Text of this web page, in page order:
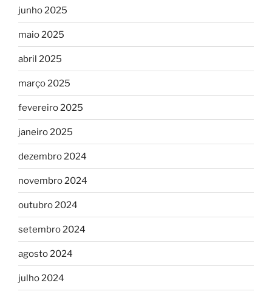
junho 2025
maio 2025
abril 2025
março 2025
fevereiro 2025
janeiro 2025
dezembro 2024
novembro 2024
outubro 2024
setembro 2024
agosto 2024
julho 2024